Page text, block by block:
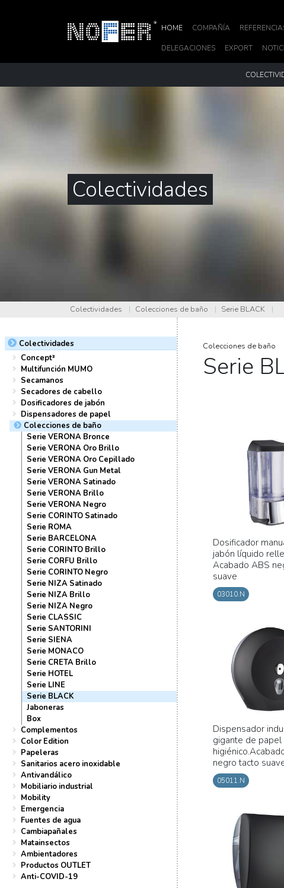
HOME COMPAÑÍA
DELEGACIONES EXPORT
Colectividades
Colectividades | Colecciones de baño | Serie BLACK |
Colectividades
Concept³
Multifunción MUMO
Secamanos
Secadores de cabello
Dosificadores de jabón
Dispensadores de papel
Colecciones de baño
Serie VERONA Bronce
Serie VERONA Oro Brillo
Serie VERONA Oro Cepillado
Serie VERONA Gun Metal
Serie VERONA Satinado
Serie VERONA Brillo
Serie VERONA Negro
Serie CORINTO Satinado
Serie ROMA
Serie BARCELONA
Serie CORINTO Brillo
Serie CORFU Brillo
Serie CORINTO Negro
Serie NIZA Satinado
Serie NIZA Brillo
Serie NIZA Negro
Serie CLASSIC
Serie SANTORINI
Serie SIENA
Serie MONACO
Serie CRETA Brillo
Serie HOTEL
Serie LINE
Serie BLACK
Jaboneras
Box
Complementos
Color Edition
Papeleras
Sanitarios acero inoxidable
Antivandálico
Mobiliario industrial
Mobility
Emergencia
Fuentes de agua
Cambiapañales
Matainsectos
Ambientadores
Productos OUTLET
Anti-COVID-19
Colecciones de baño
Serie
Dosificador
jabón líquido
Acabado ABS
suave
03010.N
Dispensador
gigante de papel
negro tacto
05011.N